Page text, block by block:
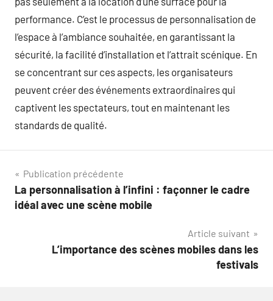
performance. C’est le processus de personnalisation de
l’espace à l’ambiance souhaitée, en garantissant la
sécurité, la facilité d’installation et l’attrait scénique. En
se concentrant sur ces aspects, les organisateurs
peuvent créer des événements extraordinaires qui
captivent les spectateurs, tout en maintenant les
standards de qualité.
Navigation
de
Publication précédente
La personnalisation à l’infini : façonner le cadre
idéal avec une scène mobile
Article suivant
L’importance des scènes mobiles dans les
festivals